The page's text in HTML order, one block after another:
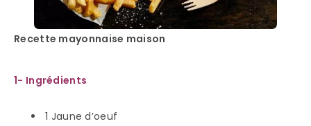
Recette mayonnaise maison
1- Ingrédients
1 Jaune d’oeuf